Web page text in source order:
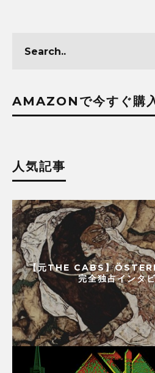
AMAZONで今すぐ購
人気記事
【元THE CABS】
完全独占インタ